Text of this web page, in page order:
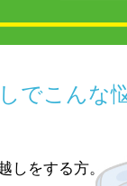
でこんな
しをする方。